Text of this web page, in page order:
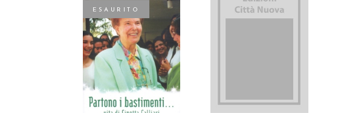
ESAURITO
LEGGI TUTTO